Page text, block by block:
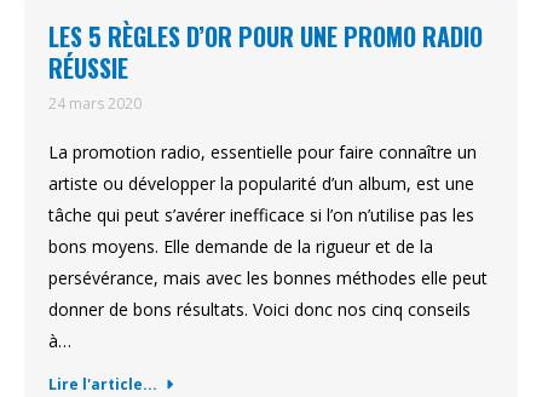
LES 5 RÈGLES D’OR POUR UNE PROMO RADIO
RÉUSSIE
24 mars 2020
La promotion radio, essentielle pour faire connaître un
artiste ou développer la popularité d’un album, est une
tâche qui peut s’avérer inefficace si l’on n’utilise pas les
bons moyens. Elle demande de la rigueur et de la
persévérance, mais avec les bonnes méthodes elle peut
donner de bons résultats. Voici donc nos cinq conseils
à…
Lire l'article...